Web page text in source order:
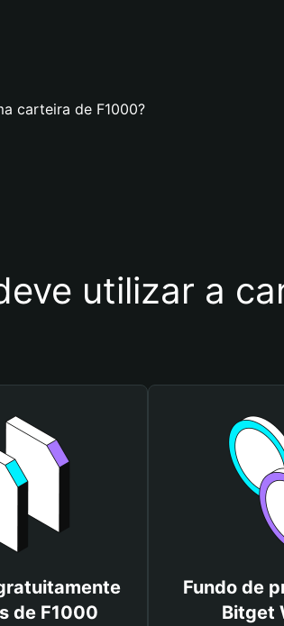
carteira de F1000?
utilizar a
de F1000
Fundo de
Bitget